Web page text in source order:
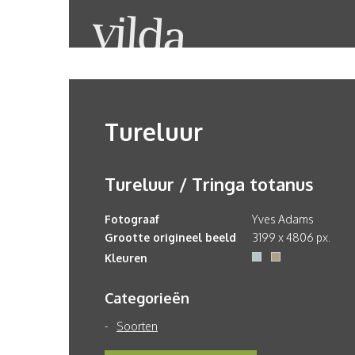
Tureluur
Tureluur / Tringa totanus
Fotograaf
Yves Adams
Grootte origineel beeld
3199 x 4806 px.
Kleuren
Categorieën
Soorten